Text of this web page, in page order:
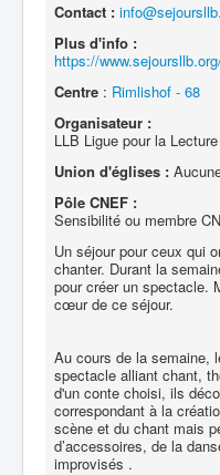
Contact :
Plus d'info :
https://
Centre : Rimlishof - 68
Organisateur :
LLB Ligue pour la
Union d'églises :
Pôle CNEF :
Sensibilité ou membre
Un séjour pour ceux qui
chanter. Durant la
pour créer un spectacle.
cœur de ce séjour.
Au cours de la semaine,
spectacle alliant chant,
d'un conte choisi, ils
correspondant à la
scène et du chant mais
d’accessoires, de la
improvisés .